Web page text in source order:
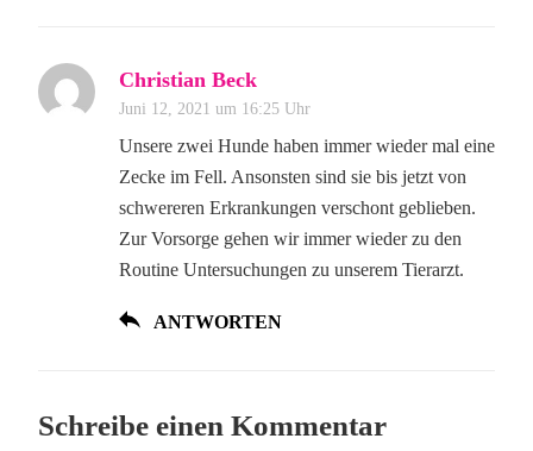
Christian Beck
Juni 12, 2021 um 16:25 Uhr
Unsere zwei Hunde haben immer wieder mal eine
Zecke im Fell. Ansonsten sind sie bis jetzt von
schwereren Erkrankungen verschont geblieben.
Zur Vorsorge gehen wir immer wieder zu den
Routine Untersuchungen zu unserem Tierarzt.
ANTWORTEN
Schreibe einen Kommentar